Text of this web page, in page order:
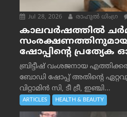
Jul 28, 2026 രാഹുല്‍ ധിംഗ്ര
കാലവർഷത്തിൽ
ഷോപ്പിന്റെ
ബ്രിട്ടീഷ് വംശജനായ
ബോഡി ഷോപ്പ് അതിന്റെ
വിറ്റാമിൻ സി, ടീ ട്രീ, ഇഞ്ചി...
ARTICLES HEALTH & BEAUTY